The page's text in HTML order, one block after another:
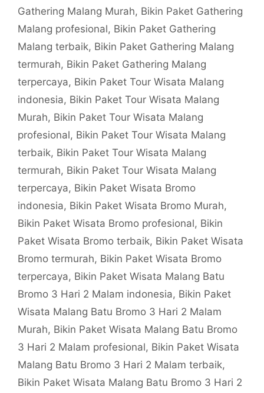
Gathering Malang Murah, Bikin Paket Gathering
Malang profesional, Bikin Paket Gathering
Malang terbaik, Bikin Paket Gathering Malang
termurah, Bikin Paket Gathering Malang
terpercaya, Bikin Paket Tour Wisata Malang
indonesia, Bikin Paket Tour Wisata Malang
Murah, Bikin Paket Tour Wisata Malang
profesional, Bikin Paket Tour Wisata Malang
terbaik, Bikin Paket Tour Wisata Malang
termurah, Bikin Paket Tour Wisata Malang
terpercaya, Bikin Paket Wisata Bromo
indonesia, Bikin Paket Wisata Bromo Murah,
Bikin Paket Wisata Bromo profesional, Bikin
Paket Wisata Bromo terbaik, Bikin Paket Wisata
Bromo termurah, Bikin Paket Wisata Bromo
terpercaya, Bikin Paket Wisata Malang Batu
Bromo 3 Hari 2 Malam indonesia, Bikin Paket
Wisata Malang Batu Bromo 3 Hari 2 Malam
Murah, Bikin Paket Wisata Malang Batu Bromo
3 Hari 2 Malam profesional, Bikin Paket Wisata
Malang Batu Bromo 3 Hari 2 Malam terbaik,
Bikin Paket Wisata Malang Batu Bromo 3 Hari 2